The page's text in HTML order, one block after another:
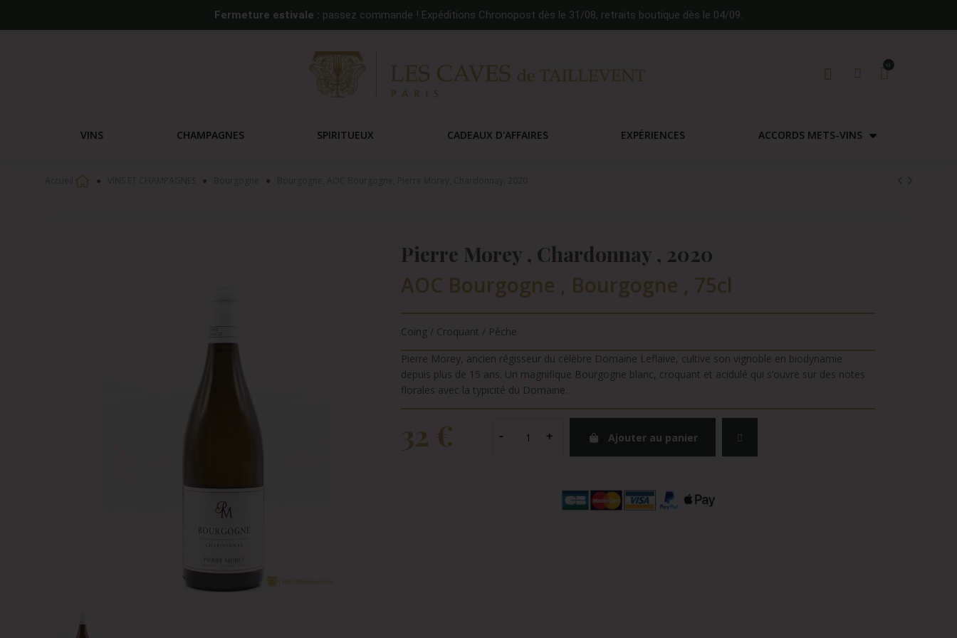
Fermeture estivale : passez commande ! Expéditions Chronopost dès le 31/08, retraits boutique dès le 04/09.
VINS CHAMPAGNES SPIRITUEUX CADEAUX D'AFFAIRES EXPÉRIENCES ACCORDS METS-VINS
Pierre Morey , Chardonnay , 2020
AOC Bourgogne , Bourgogne , 75cl
Coing / Croquant / Pêche
Pierre Morey, ancien régisseur du célèbre Domaine Leflaive, cultive son vignoble en biodynamie
depuis plus de 15 ans. Un magnifique Bourgogne blanc, croquant et acidulé qui s’ouvre sur des notes
florales avec la typicité du Domaine.
32 € Ajouter au panier